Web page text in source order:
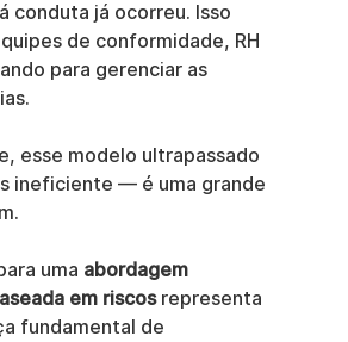
conduta já ocorreu. Isso
de conformidade, RH
para gerenciar as
esse modelo ultrapassado
ineficiente — é uma grande
uma abordagem
em riscos representa
fundamental de